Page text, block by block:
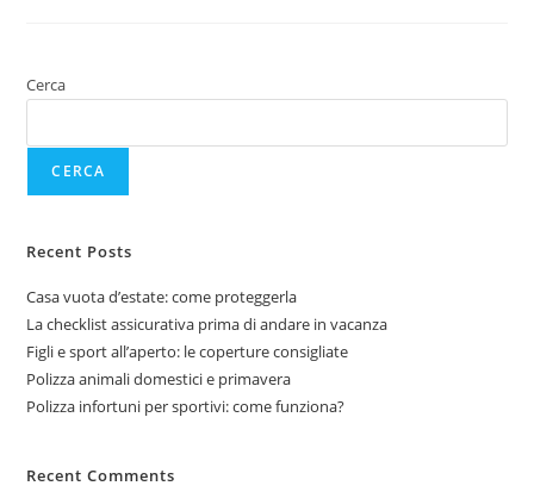
Cerca
CERCA
Recent Posts
Casa vuota d’estate: come proteggerla
La checklist assicurativa prima di andare in vacanza
Figli e sport all’aperto: le coperture consigliate
Polizza animali domestici e primavera
Polizza infortuni per sportivi: come funziona?
Recent Comments